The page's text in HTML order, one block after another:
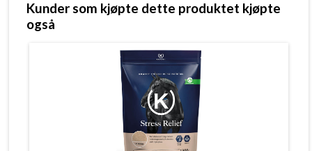
Kunder som kjøpte dette produktet kjøpte
også